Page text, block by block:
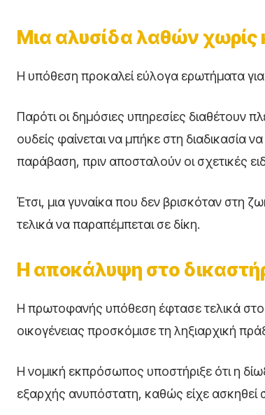
Μια αλυσίδα λαθών
Η υπόθεση προκαλεί εύλογα ερωτήματα για
Παρότι οι δημόσιες υπηρεσίες διαθέτουν
ουδείς φαίνεται να μπήκε στη διαδικασία
παράβαση, πριν αποσταλούν οι σχετικές
Έτσι, μια γυναίκα που δεν βρισκόταν στη
τελικά να παραπέμπεται σε δίκη.
Η αποκάλυψη στο
Η πρωτοφανής υπόθεση έφτασε τελικά
οικογένειας προσκόμισε τη ληξιαρχική
Η νομική εκπρόσωπος υποστήριξε ότι η
εξαρχής ανυπόστατη, καθώς είχε ασκηθεί